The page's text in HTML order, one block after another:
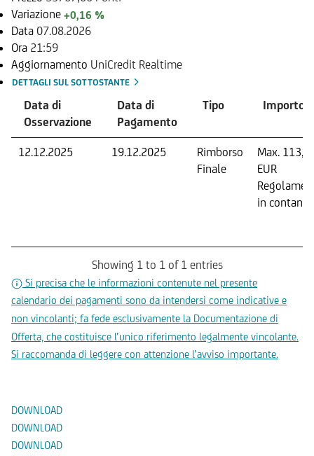
Variazione +0,16 %
Data 07.08.2026
Ora 21:59
Aggiornamento UniCredit Realtime
DETTAGLI SUL SOTTOSTANTE
Data di
Osservazione
Data di
Pagamento
Tipo Importo
12.12.2025 19.12.2025
Rimborso
Finale
Max. 113,5
EUR
in contanti.
Showing 1 to 1 of 1 entries
Si precisa che le informazioni contenute nel presente
calendario dei pagamenti sono da intendersi come indicative e
non vincolanti; fa fede esclusivamente la Documentazione di
Offerta, che costituisce l’unico riferimento legalmente vincolante.
Si raccomanda di leggere con attenzione l’avviso importante.
DOWNLOAD
DOWNLOAD
DOWNLOAD